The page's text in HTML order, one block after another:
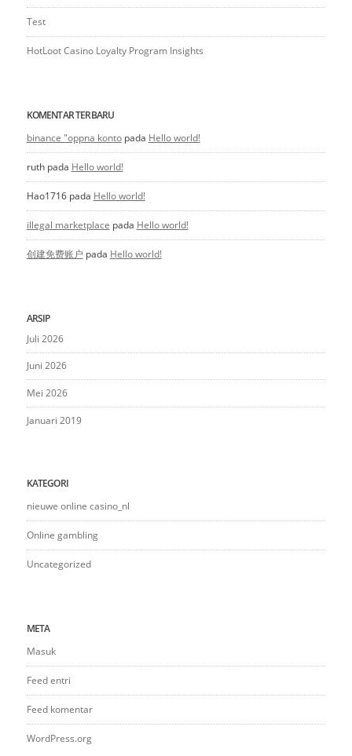
Test
HotLoot Casino Loyalty Program Insights
KOMENTAR TERBARU
binance "oppna kontopada Hello world!
ruthpada Hello world!
Hao1716pada Hello world!
illegal marketplace pada Hello world!
创建免费账户 pada Hello world!
ARSIP
Juli 2026
Juni 2026
Mei 2026
Januari 2019
KATEGORI
nieuwe online casino_nl
Online gambling
Uncategorized
META
Masuk
Feed entri
Feed komentar
WordPress.org